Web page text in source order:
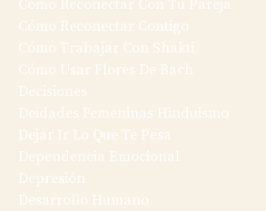
Cómo Reconectar Con Tu Pareja
Cómo Reconectar Contigo
Cómo Trabajar Con Shakti
Cómo Usar Flores De Bach
Decisiones
Deidades Femeninas Hinduismo
Dejar Ir Lo Que Te Pesa
Dependencia Emocional
Depresión
Desarrollo Humano